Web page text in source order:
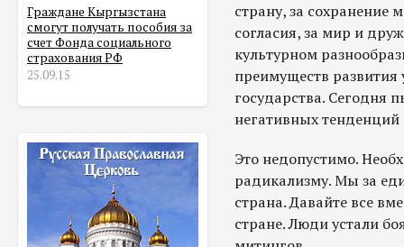
Граждане Кыргызстана
смогут получать пособия за
счет Фонда социального
страхования РФ
25.09.15
страну, за сохранение
согласия, за мир и
культурном
преимуществ
государства. Сегодня
негативных
Это недопустимо.
радикализму. Мы за
страна. Давайте все
стране. Люди устали